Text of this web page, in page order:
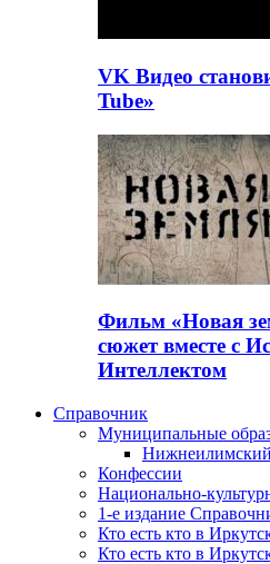
VK Видео
Tube»
Фильм «Новая
сюжет вместе с
Интеллектом
Справочник
Муниципальные
Конфессии
Национально-
1-е издание
Кто есть кто в
Кто есть кто в